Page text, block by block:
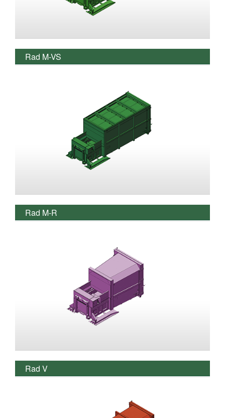
Rad M-VS
Rad M-R
Rad V